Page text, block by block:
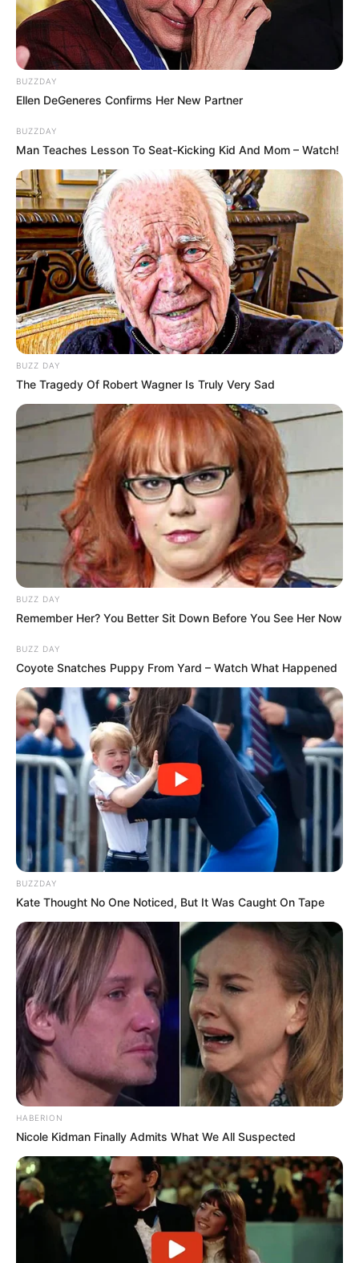
BUZZDAY
Ellen DeGeneres Confirms Her New Partner
BUZZDAY
Man Teaches Lesson To Seat-Kicking Kid And Mom – Watch!
BUZZ DAY
The Tragedy Of Robert Wagner Is Truly Very Sad
BUZZ DAY
Remember Her? You Better Sit Down Before You See Her Now
BUZZ DAY
Coyote Snatches Puppy From Yard – Watch What Happened
BUZZDAY
Kate Thought No One Noticed, But It Was Caught On Tape
HABERION
Nicole Kidman Finally Admits What We All Suspected